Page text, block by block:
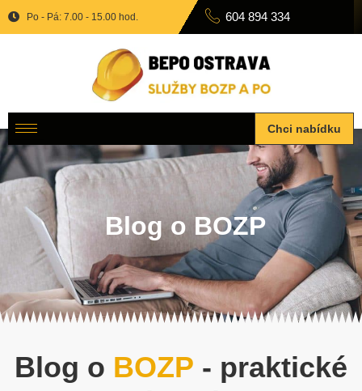
Po - Pá: 7.00 - 15.00 hod. 604 894 334
Chci nabídku
Blog o BOZP
Blog o BOZP - praktické